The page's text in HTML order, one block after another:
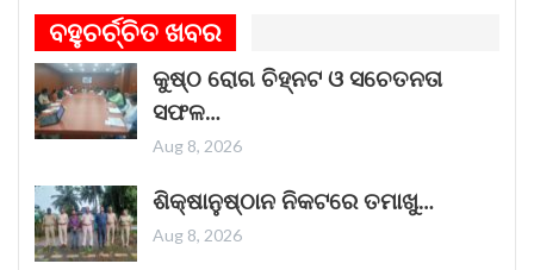
ଗୀତଟି କାନରେ ପଡ଼ିଲେ, ଆଖି ଆଗରେ ନାଚିଯାଏ
ଓଡ଼ିଶାର ନୌବାଣିଜ୍ୟ ପରମ୍ପରା । ଓଡ଼ିଶାର ପ୍ରାଚୀନ
ନାମ କଳିଙ୍ଗ । ପ୍ରାଚୀନ କଳିଙ୍ଗକୁ ସମୃଦ୍ଧ କରିଥିଲା
ନୌବାଣିଜ୍ୟ
November 1, 2025
ବହୁଚର୍ଚ୍ଚିତ ଖବର
କୁଷ୍ଠ ରୋଗ ଚିହ୍ନଟ ଓ ସଚେତନତା
ସଫଳ…
Aug 8, 2026
ଶିକ୍ଷାନୁଷ୍ଠାନ ନିକଟରେ ତମାଖୁ…
Aug 8, 2026